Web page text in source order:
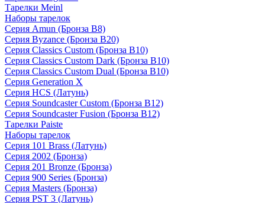
Тарелки Meinl
Наборы тарелок
Серия Amun (Бронза B8)
Серия Byzance (Бронза B20)
Серия Classics Custom (Бронза B10)
Серия Classics Custom Dark (Бронза B10)
Серия Classics Custom Dual (Бронза B10)
Серия Generation X
Серия HCS (Латунь)
Серия Soundcaster Custom (Бронза B12)
Серия Soundcaster Fusion (Бронза B12)
Тарелки Paiste
Наборы тарелок
Серия 101 Brass (Латунь)
Серия 2002 (Бронза)
Серия 201 Bronze (Бронза)
Серия 900 Series (Бронза)
Серия Masters (Бронза)
Серия PST 3 (Латунь)